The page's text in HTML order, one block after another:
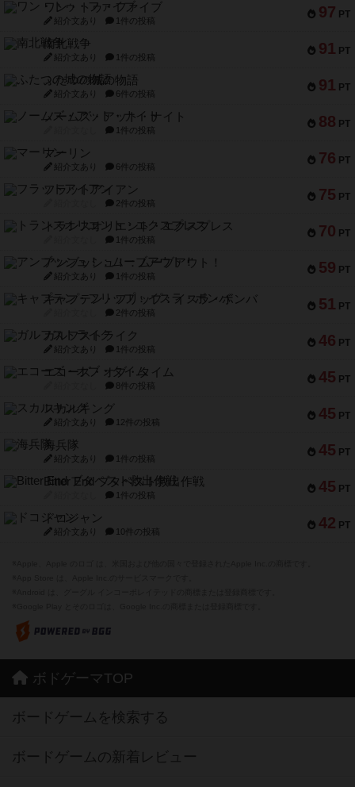
97 PT
ワン・トゥ・ファイブ
紹介文あり 1件の投稿
91 PT
南北戦争
紹介文あり 1件の投稿
91 PT
ふたつの城の物語
紹介文あり 6件の投稿
88 PT
ノームズ・アット・ナイト
1件の投稿
76 PT
マーリン
紹介文あり 6件の投稿
75 PT
フラットアイアン
2件の投稿
70 PT
トランスオリエント・エクスプレス
1件の投稿
59 PT
アンブッシュ！：ムーブアウト！
紹介文あり 1件の投稿
51 PT
キャプテン・フリップ：イスラ・ボンバ
2件の投稿
46 PT
ガルフストライク
紹介文あり 1件の投稿
45 PT
エコーズ・オブ・タイム
8件の投稿
45 PT
スカルキング
紹介文あり 12件の投稿
45 PT
海兵隊
紹介文あり 1件の投稿
45 PT
Bitter End ブタペスト救出作戦
1件の投稿
42 PT
ドコジャン
紹介文あり 10件の投稿
ボドゲーマTOP
ボードゲームを検索する
ボードゲームの新着レビュー